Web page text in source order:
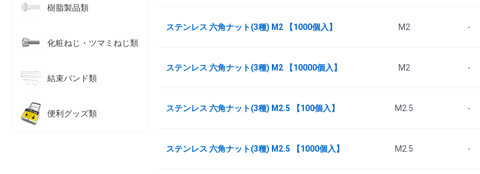
樹脂製品類
化粧ねじ・ツマミねじ類
結束バンド類
便利グッズ類
ステンレス 六角ナット(3種) M2 【1000個入】 M2 -
ステンレス 六角ナット(3種) M2 【10000個入】 M2 -
ステンレス 六角ナット(3種) M2.5 【100個入】 M2.5 -
ステンレス 六角ナット(3種) M2.5 【1000個入】 M2.5 -